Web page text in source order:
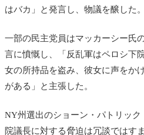
はバカ」と発言し、物議を醸した。
一部の民主党員はマッカーシー氏
言に憤慨し、「反乱軍はペロシ下
女の所持品を盗み、彼女に声をか
がある」と主張した。
NY州選出のショーン・パトリッ
院議長に対する脅迫は冗談ではす